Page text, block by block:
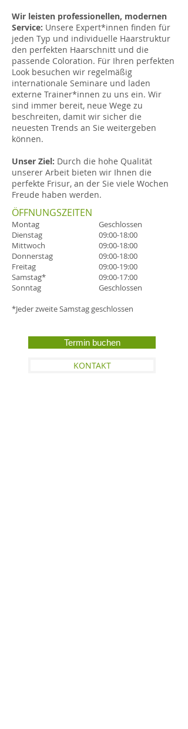
Wir leisten professionellen, modernen
Service: Unsere Expert*innen finden für
jeden Typ und individuelle Haarstruktur
den perfekten Haarschnitt und die
passende Coloration. Für Ihren perfekten
Look besuchen wir regelmäßig
internationale Seminare und laden
externe Trainer*innen zu uns ein. Wir
sind immer bereit, neue Wege zu
beschreiten, damit wir sicher die
neuesten Trends an Sie weitergeben
können.
Unser Ziel: Durch die hohe Qualität
unserer Arbeit bieten wir Ihnen die
perfekte Frisur, an der Sie viele Wochen
Freude haben werden.
ÖFFNUNGSZEITEN
Montag
Dienstag
Mittwoch
Donnerstag
Freitag
Samstag*
Sonntag
*Jeder zweite Samstag geschlossen
Geschlossen
09:00-18:00
09:00-18:00
09:00-18:00
09:00-19:00
09:00-17:00
Geschlossen
Termin buchen
KONTAKT